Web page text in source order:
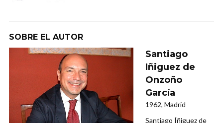
SOBRE EL AUTOR
Santiago
Iñiguez de
Onzoño
García
1962, Madrid
Santiago Íñiguez de